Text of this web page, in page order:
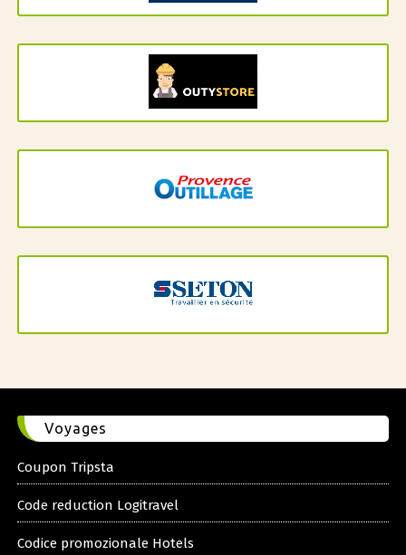
Voyages
Coupon Tripsta
Code reduction Logitravel
Codice promozionale Hotels